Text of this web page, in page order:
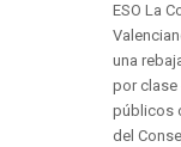
ESO La
una
por clase
públicos
del